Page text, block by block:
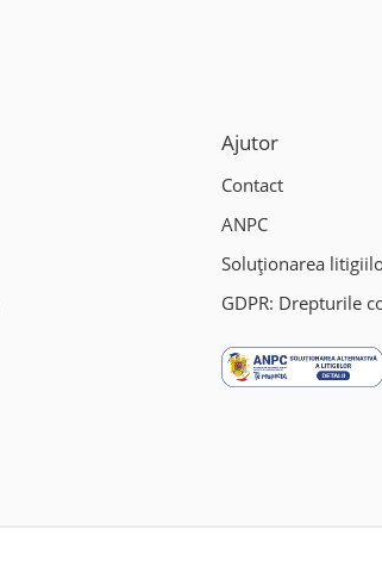
Ajutor
Contact
ANPC
Soluționarea
GDPR: Drepturile